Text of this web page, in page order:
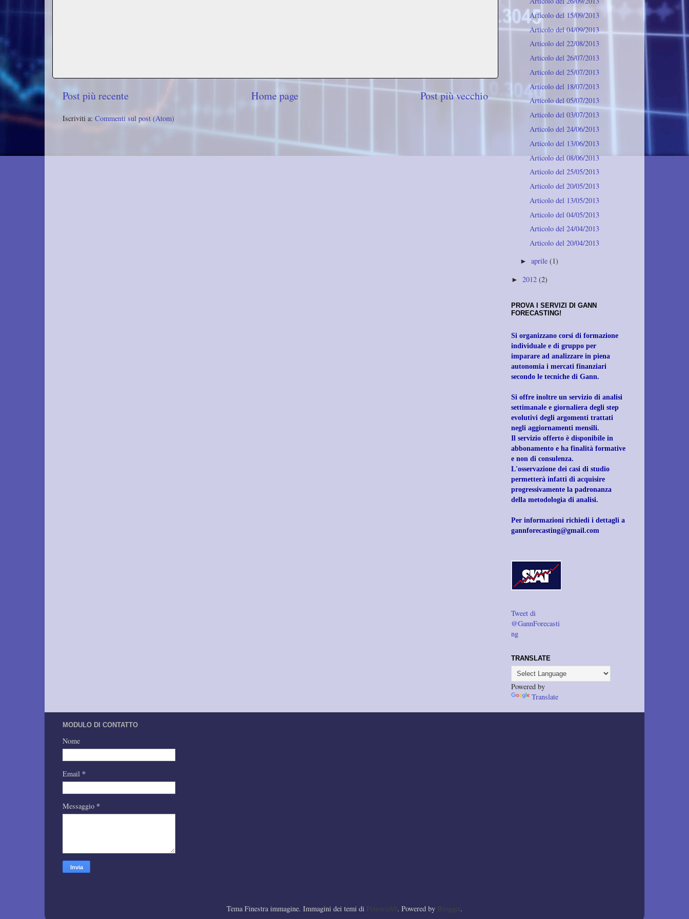
Post più recente Post più vecchio
Home page
Iscriviti a: Commenti sul post (Atom)
Articolo del 15/09/2013
Articolo del 04/09/2013
Articolo del 22/08/2013
Articolo del 26/07/2013
Articolo del 25/07/2013
Articolo del 18/07/2013
Articolo del 05/07/2013
Articolo del 03/07/2013
Articolo del 24/06/2013
Articolo del 13/06/2013
Articolo del 08/06/2013
Articolo del 25/05/2013
Articolo del 20/05/2013
Articolo del 13/05/2013
Articolo del 04/05/2013
Articolo del 24/04/2013
Articolo del 20/04/2013
►aprile(1)
► 2012 (2)
PROVA I SERVIZI DI GANN
FORECASTING!
Si organizzano corsi di formazione
individuale e di gruppo per
imparare ad analizzare in piena
autonomia i mercati finanziari
secondo le tecniche di Gann.
Si offre inoltre un servizio di analisi
settimanale e giornaliera degli step
evolutivi degli argomenti trattati
negli aggiornamenti mensili.
Il servizio offerto è disponibile in
abbonamento e ha finalità formative
e non di consulenza.
L'osservazione dei casi di studio
permetterà infatti di acquisire
progressivamente la padronanza
della metodologia di analisi.
Per informazioni richiedi i dettagli a
gannforecasting@gmail.com
Tweet di
@GannForecasti
ng
TRANSLATE
Powered by
Translate
MODULO DI CONTATTO
Nome
Email *
Messaggio *
Tema Finestra immagine. Immagini dei temi di Petrovich9 . Powered by Blogger.